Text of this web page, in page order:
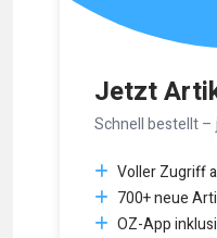
Jetzt
Schnell bestellt –
Voller Zugriff
700+ neue
OZ-App